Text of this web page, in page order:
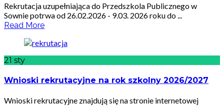
Rekrutacja uzupełniająca do Przedszkola Publicznego w
Sownie potrwa od 26.02.2026 - 9.03. 2026 roku do ...
Read More
21 sty
Wnioski rekrutacyjne na rok szkolny 2026/2027
Wnioski rekrutacyjne znajdują się na stronie internetowej